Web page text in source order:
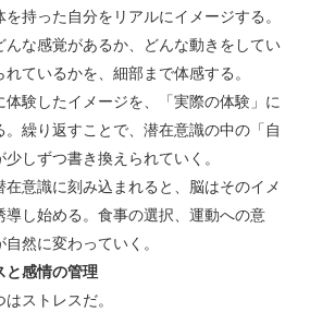
持った自分をリアルにイメージする。
な感覚があるか、どんな動きをしてい
ているかを、細部まで体感する。
験したイメージを、「実際の体験」に
繰り返すことで、潜在意識の中の「自
しずつ書き換えられていく。
意識に刻み込まれると、脳はそのイメ
し始める。食事の選択、運動への意
然に変わっていく。
感情の管理
ストレスだ。